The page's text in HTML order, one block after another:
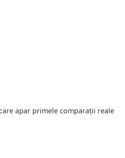
apar primele comparații reale